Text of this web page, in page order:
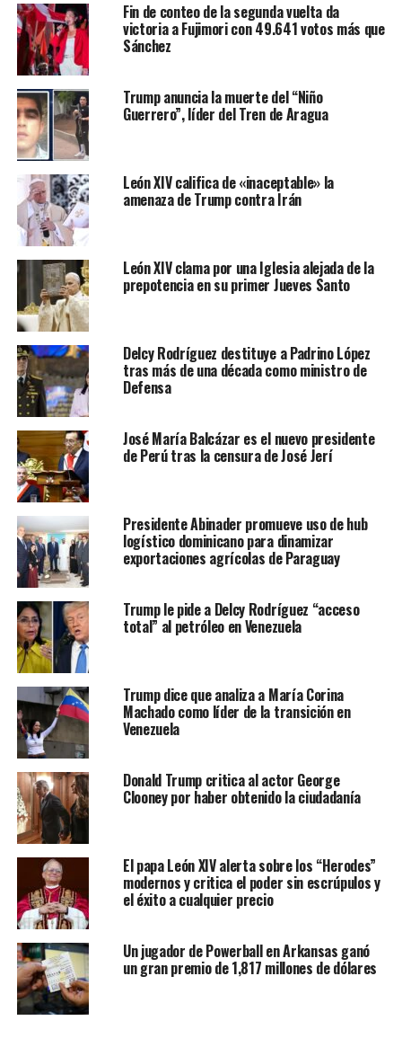
Fin de conteo de la segunda vuelta da
victoria a Fujimori con 49.641 votos más que
Sánchez
Trump anuncia la muerte del “Niño
Guerrero”, líder del Tren de Aragua
León XIV califica de «inaceptable» la
amenaza de Trump contra Irán
León XIV clama por una Iglesia alejada de la
prepotencia en su primer Jueves Santo
Delcy Rodríguez destituye a Padrino López
tras más de una década como ministro de
Defensa
José María Balcázar es el nuevo presidente
de Perú tras la censura de José Jerí
Presidente Abinader promueve uso de hub
logístico dominicano para dinamizar
exportaciones agrícolas de Paraguay
Trump le pide a Delcy Rodríguez “acceso
total” al petróleo en Venezuela
Trump dice que analiza a María Corina
Machado como líder de la transición en
Venezuela
Donald Trump critica al actor George
Clooney por haber obtenido la ciudadanía
El papa León XIV alerta sobre los “Herodes”
modernos y critica el poder sin escrúpulos y
el éxito a cualquier precio
Un jugador de Powerball en Arkansas ganó
un gran premio de 1,817 millones de dólares